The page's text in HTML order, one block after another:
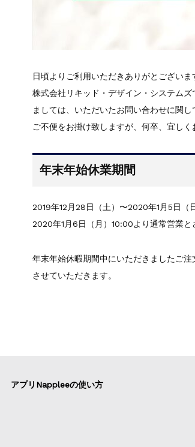
日頃よりご利用いただきありがとございま
株式会社リキッド・デザイン・システム
ましては、いただいたお問い合わせに関
ご不便をお掛け致しますが、何卒、宜しく
年末年始休業期間
2019年12月28日（土）〜2020年1月5日（
2020年1月6日（月）10:00より通常営業と
年末年始休暇期間中にいただきましたご
させていただきます。
アプリNappleeの使い方